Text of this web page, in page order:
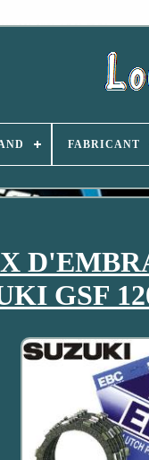
FABRICANT
GSF